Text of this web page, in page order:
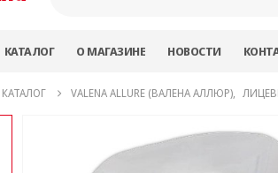
КАТАЛОГ О МАГАЗИНЕ НОВОСТИ
КАТАЛОГ VALENA ALLURE (ВАЛЕНА АЛЛЮР),